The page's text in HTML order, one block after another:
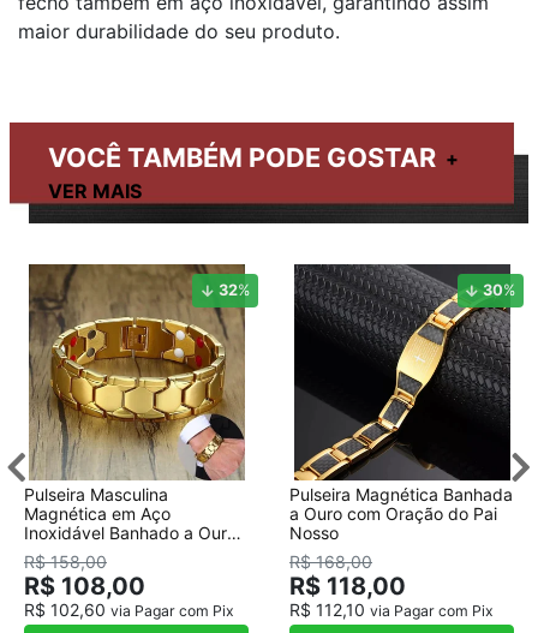
maior durabilidade do seu produto.
VOCÊ TAMBÉM PODE GOSTAR
32%
Pulseira Masculina
Magnética em Aço
Inoxidável Banhado a Ouro
18K
R$ 158,00
R$ 108,00
R$ 102,60 via Pagar com Pix
30%
Pulseira Magnética Banhada
a Ouro com Oração do Pai
Nosso
R$ 168,00
R$ 118,00
R$ 112,10 via Pagar com Pix